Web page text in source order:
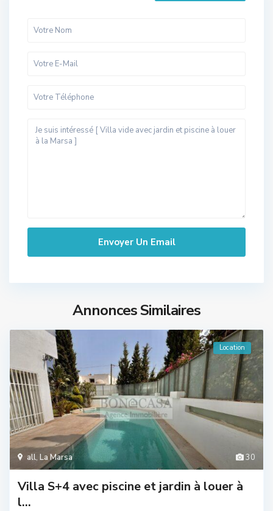
Annonces Similaires
30
all, La Marsa
Location
Villa S+4 avec piscine et jardin à louer à
l...